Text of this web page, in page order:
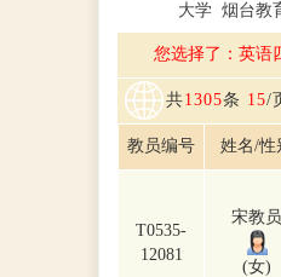
大学 烟台教
您选择了：英语
共1305条 15/
教员编号 姓名/性
T0535-
12081
宋教员
(女)